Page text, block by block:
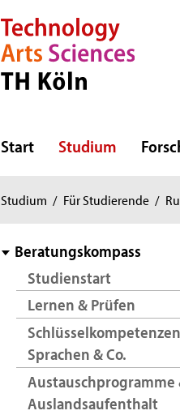
Direkt zur Hauptnavigation
Direkt zur Subnavigation
Direkt zum Inhalt
Direkt zum Fußbereich
Start Studium
Sie
Studium / Für Studierende /
Subnavigation
Beratungskompass
Studienstart
Lernen & Prüfen
Sprachen & Co.
Austauschprogramme
Auslandsaufenthalt